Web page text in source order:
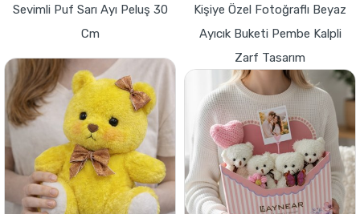
Sevimli Puf Sarı Ayı Peluş 30
Cm
Kişiye Özel Fotoğraflı Beyaz
Ayıcık Buketi Pembe Kalpli
Zarf Tasarım